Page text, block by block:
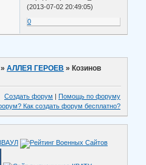
(2013-07-02 20:49:05)
0
»АЛЛЕЯ ГЕРОЕВ » Козинов
Создать форум | Помощь по форуму